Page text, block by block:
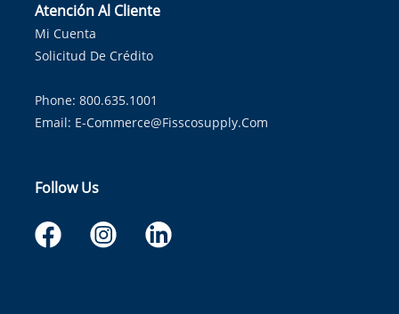
Atención Al Cliente
Mi Cuenta
Solicitud De Crédito
Phone: 800.635.1001
Email: E-Commerce@fisscosupply.com
Follow Us